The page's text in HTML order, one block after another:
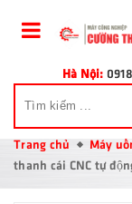
Hà Nội:
Trang chủ Máy
thanh cái CNC tự